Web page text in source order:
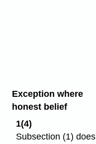
Exception where
honest belief
1(4)
Subsection (1) does